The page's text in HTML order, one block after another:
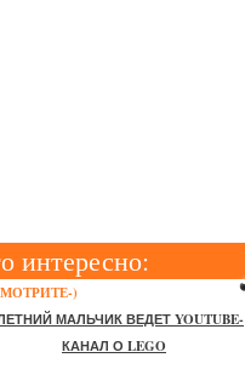
интересно:
)
МАЛЬЧИК ВЕДЕТ YOUTUBE-
КАНАЛ О LEGO